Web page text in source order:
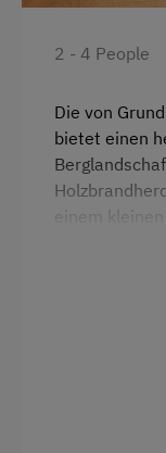
Coffee
Activities at/
Trip to the
Alpine
2 - 4 People
Die von
bietet einen
einem kleinen
Duschbad-